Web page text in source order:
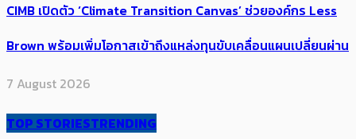
CIMB เปิดตัว ‘Climate Transition Canvas’ ช่วย​องค์กร​ Less
Brown พร้อมเพิ่มโอกาสเข้าถึงแหล่งทุนขับเคลื่อนแผนเปลี่ยนผ่าน
7 August 2026
TOP STORIESTRENDING